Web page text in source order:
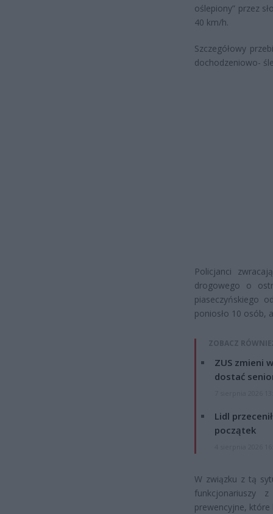
oślepiony” przez
40 km/h.
Szczegółowy
dochodzeniowo-
Policjanci
drogowego o
piaseczyńskiego
poniosło 10 osób,
ZOBACZ
ZUS zmieni
dostać
Lidl
początek
W związku z tą
funkcjonariuszy
prewencyjne, które